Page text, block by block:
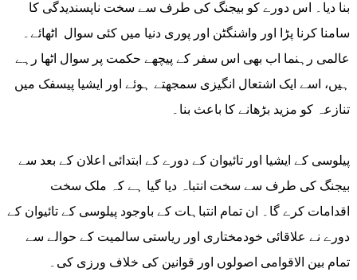
بنا دیا۔ اس دورے کو بیجنگ کی طرف سے سخت ناپسندیدگی کا
سامنا کرنا پڑا اور واشنگٹن اور پوری دنیا میں کئی سوال اٹھائے۔
عالمی رہنما اب بھی اس سفر کے پیچھے حکمت پر سوال اٹھا رہے
ہیں، اسے ایک اشتعال انگیزی سمجھتے ہوئے اور ایشیا پیسفک میں
تنازعہ کو مزید بڑھانے کا باعث بنا۔
پیلوسی کے ایشیا اور تائیوان کے دورے کے ابتدائی اعلان کے بعد سے
بیجنگ کی طرف سے سخت انتباہ دیا گیا ہے کہ ملک سخت
اقدامات کرے گا۔ ان تمام انتباہات کے باوجود پیلوسی کے تائیوان کے
دورے نے علاقائی خودمختاری اور ریاستی سالمیت کے حوالے سے
تمام بین الاقوامی اصولوں اور قوانین کی خلاف ورزی کی۔